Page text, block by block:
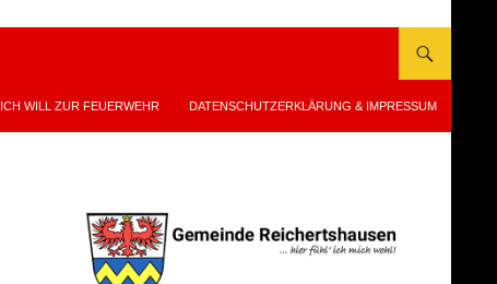
ICH WILL ZUR FEUERWEHR DATENSCHUTZERKLÄRUNG & IMPRESSUM